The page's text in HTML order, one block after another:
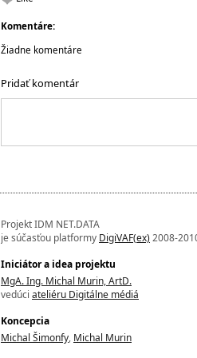
Komentáre:
Žiadne komentáre
Pridať komentár
Projekt IDM NET.DATA
je súčasťou platformy DigiVAF(ex)2008-
Iniciátor a idea projektu
MgA. Ing. Michal Murin, ArtD.
vedúci ateliéru Digitálne médiá
Koncepcia
Michal Šimonfy, Michal Murin